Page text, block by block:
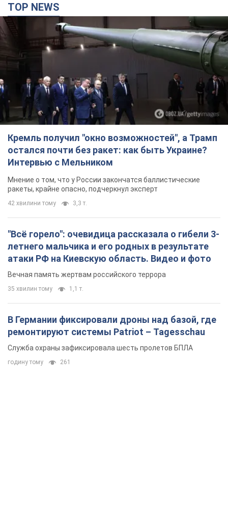
TOP NEWS
Кремль получил "окно возможностей", а Трамп
остался почти без ракет: как быть Украине?
Интервью с Мельником
Мнение о том, что у России закончатся баллистические
ракеты, крайне опасно, подчеркнул эксперт
42 хвилини тому 3,3 т.
"Всё горело": очевидица рассказала о гибели 3-
летнего мальчика и его родных в результате
атаки РФ на Киевскую область. Видео и фото
Вечная память жертвам российского террора
35 хвилин тому 1,1 т.
В Германии фиксировали дроны над базой, где
ремонтируют системы Patriot – Tagesschau
Служба охраны зафиксировала шесть пролетов БПЛА
годину тому 261